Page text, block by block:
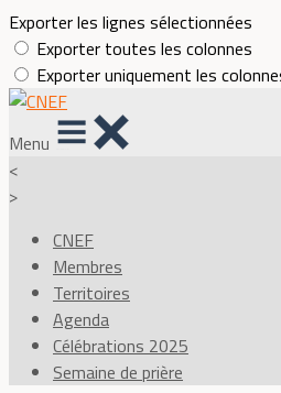
Exporter les lignes sélectionnées
Exporter toutes les colonnes
Exporter uniquement les
Menu
<
>
CNEF
Membres
Territoires
Agenda
Célébrations 2025
Semaine de prière